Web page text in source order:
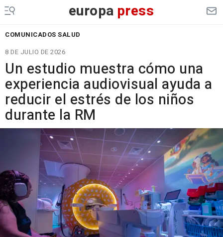
europa press
COMUNICADOS SALUD
8 DE JULIO DE 2026
Un estudio muestra cómo una
experiencia audiovisual ayuda a
reducir el estrés de los niños
durante la RM